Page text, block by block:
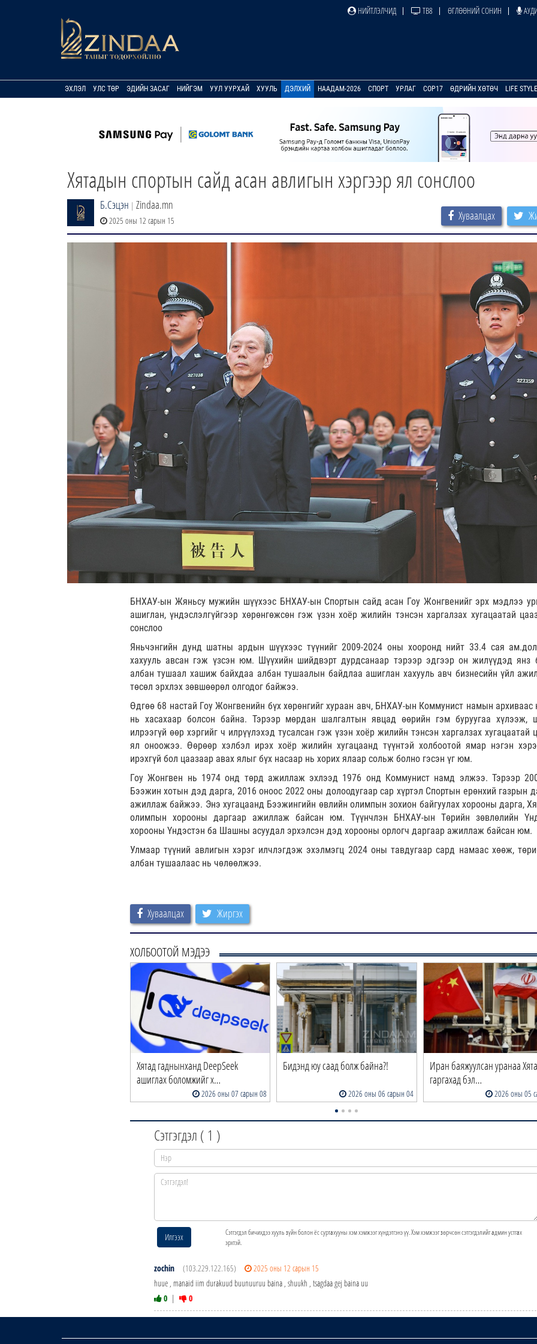
НИЙТЛЭЛЧИД ТВ8 ӨГЛӨӨНИЙ СОНИН
ЭХЛЭЛ УЛС ТӨР ЭДИЙН ЗАСАГ НИЙГЭМ УУЛ УУРХАЙ ХУУЛЬ ДЭЛХИЙ НААДАМ-2026 СПОРТ УРЛАГ COP17 ӨДРИЙН ХӨТӨЧ LIFE STYLE
Хятадын спортын сайд асан авлигын хэргээр ял сонслоо
Б.Сэцэн | Zindaa.mn
2025 оны 12 сарын 15 Хуваалцах
БНХАУ-ын Жяньсу мужийн шүүхээс БНХАУ-ын Спортын сайд асан Гоу Жонгвенийг эрх мэдлээ
ашиглан, үндэслэлгүйгээр хөрөнгөжсөн гэж үзэн хоёр жилийн тэнсэн харгалзах хугацаатай
сонслоо
Яньчэнгийн дунд шатны ардын шүүхээс түүнийг 2009-2024 оны хооронд нийт 33.4 сая
хахууль авсан гэж үзсэн юм. Шүүхийн шийдвэрт дурдсанаар тэрээр эдгээр он жилүүдэд янз
албан тушаал хашиж байхдаа албан тушаалын байдлаа ашиглан хахууль авч бизнесийн үйл
төсөл эрхлэх зөвшөөрөл олгодог байжээ.
Өдгөө 68 настай Гоу Жонгвенийн бүх хөрөнгийг хураан авч, БНХАУ-ын Коммунист намын архиваас
нь хасахаар болсон байна. Тэрээр мөрдан шалгалтын явцад өөрийн гэм буруугаа хүлээж,
илрээгүй өөр хэргийг ч илрүүлэхэд тусалсан гэж үзэн хоёр жилийн тэнсэн харгалзах хугацаатай
ял оноожээ. Өөрөөр хэлбэл ирэх хоёр жилийн хугацаанд түүнтэй холбоотой ямар нэгэн
ирэхгүй бол цаазаар авах ялыг бүх насаар нь хорих ялаар сольж болно гэсэн үг юм.
Гоу Жонгвен нь 1974 онд төрд ажиллаж эхлээд 1976 онд Коммунист намд элжээ. Тэрээр
Бээжин хотын дэд дарга, 2016 оноос 2022 оны долоодугаар сар хүртэл Спортын ерөнхий газрын
ажиллаж байжээ. Энэ хугацаанд Бээжингийн өвлийн олимпын зохион байгуулах хорооны дарга,
олимпын хорооны даргаар ажиллаж байсан юм. Түүнчлэн БНХАУ-ын Төрийн зөвлөлийн
хорооны Үндэстэн ба Шашны асуудал эрхэлсэн дэд хорооны орлогч даргаар ажиллаж байсан юм.
Улмаар түүний авлигын хэрэг илчлэгдэж эхэлмэгц 2024 оны тавдугаар сард намаас хөөж,
албан тушаалаас нь чөлөөлжээ.
Хуваалцах Жиргэх
ХОЛБООТОЙ МЭДЭЭ
Хятад гаднынханд DeepSeek
ашиглах боломжийг х…
2026 оны 07 сарын 08
Бидэнд юу саад болж байна?!
2026 оны 06 сарын 04
Иран баяжуулсан уранаа
гаргахад бэл…
2026 оны 05
Сэтгэгдэл ( 1 )
Илгээх
Сэтгэгдэл бичихдээ хууль зүйн болон ёс суртахууны хэм хэмжээг хүндэтгэнэ үү. Хэм хэмжээг зөрчсөн сэтгэгдэлийг админ устгах
эрхтэй.
zochin (103.229.122.165)
2025 оны 12 сарын 15
huue , manaid iim durakuud buunuuruu baina , shuukh , tsagdaa gej baina uu
0 | 0